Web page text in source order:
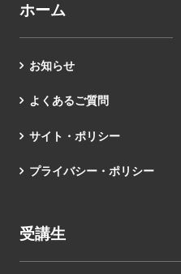
ホーム
お知らせ
よくあるご質問
サイト・ポリシー
プライバシー・ポリシー
受講生